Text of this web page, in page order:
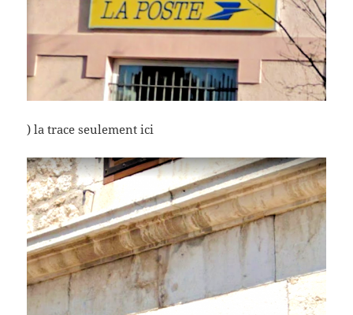
) la trace seulement ici